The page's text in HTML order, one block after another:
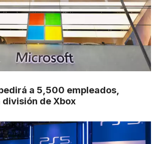
a 5,500 empleados,
de Xbox